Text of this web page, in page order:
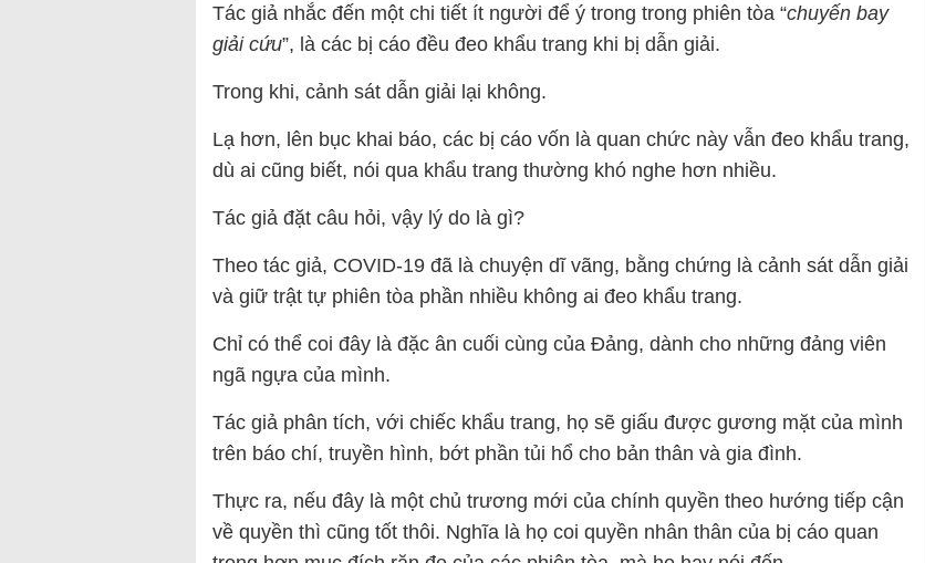
Tác giả nhắc đến một chi tiết ít người để ý trong trong phiên tòa “chuyến bay
giải cứu”, là các bị cáo đều đeo khẩu trang khi bị dẫn giải.
Trong khi, cảnh sát dẫn giải lại không.
Lạ hơn, lên bục khai báo, các bị cáo vốn là quan chức này vẫn đeo khẩu trang,
dù ai cũng biết, nói qua khẩu trang thường khó nghe hơn nhiều.
Tác giả đặt câu hỏi, vậy lý do là gì?
Theo tác giả, COVID-19 đã là chuyện dĩ vãng, bằng chứng là cảnh sát dẫn giải
và giữ trật tự phiên tòa phần nhiều không ai đeo khẩu trang.
Chỉ có thể coi đây là đặc ân cuối cùng của Đảng, dành cho những đảng viên
ngã ngựa của mình.
Tác giả phân tích, với chiếc khẩu trang, họ sẽ giấu được gương mặt của mình
trên báo chí, truyền hình, bớt phần tủi hổ cho bản thân và gia đình.
Thực ra, nếu đây là một chủ trương mới của chính quyền theo hướng tiếp cận
về quyền thì cũng tốt thôi. Nghĩa là họ coi quyền nhân thân của bị cáo quan